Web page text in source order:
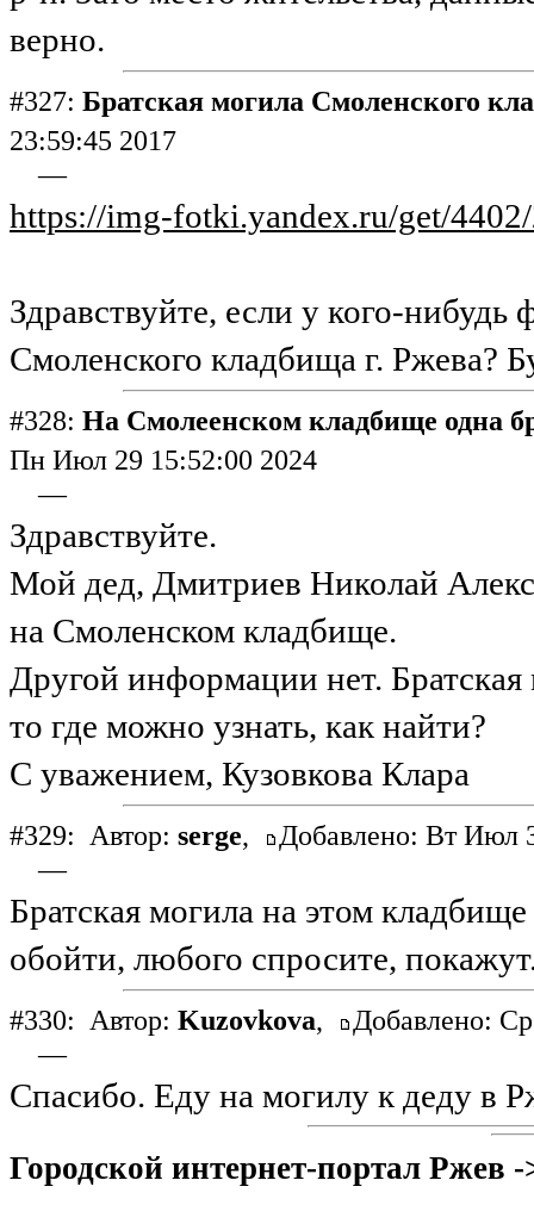
верно.
#327: Братская могила Смоленского
23:59:45 2017
—
https://img-fotki.yandex.ru/get/
Здравствуйте, если у кого-
Смоленского кладбища г. Ржева?
#328: На Смолеенском кладбище одна
Пн Июл 29 15:52:00 2024
—
Здравствуйте.
Мой дед, Дмитриев Николай
на Смоленском кладбище.
Другой информации нет.
то где можно узнать, как найти?
С уважением, Кузовкова Клара
#329: Автор: serge,
Добавлено: Вт Июл
—
Братская могила на этом
обойти, любого спросите,
#330: Автор: Kuzovkova,
Добавлено:
—
Cпасибо. Еду на могилу к деду в
Городской интернет-портал Ржев